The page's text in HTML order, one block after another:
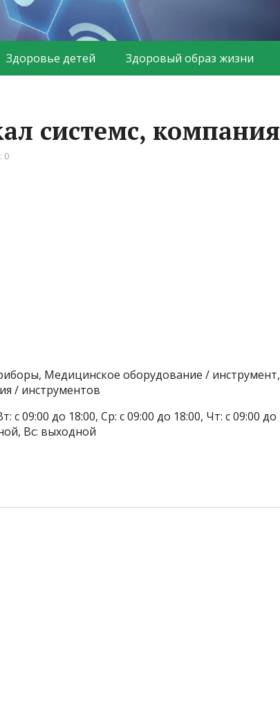
Здоровье детей Здоровый образ жизни
системс, компания
0
Медицинское оборудование / инструмент,
/ инструментов
с 09:00 до 18:00, Ср: с 09:00 до 18:00, Чт: с 09:00 до
Вс: выходной